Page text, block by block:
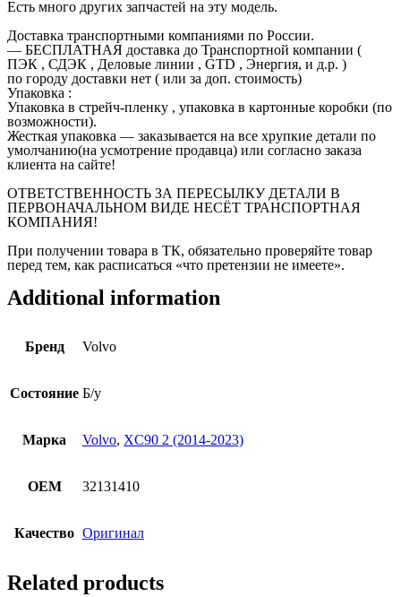
Есть много других запчастей на эту модель.
Доставка транспортными компаниями по России.
— БЕСПЛАТНАЯ доставка до Транспортной компании (
ПЭК , СДЭК , Деловые линии , GTD , Энергия, и д.р. )
по городу доставки нет ( или за доп. стоимость)
Упаковка :
Упаковка в стрейч-пленку , упаковка в картонные коробки (по
возможности).
Жесткая упаковка — заказывается на все хрупкие детали по
умолчанию(на усмотрение продавца) или согласно заказа
клиента на сайте!
ОТВЕТСТВЕННОСТЬ ЗА ПЕРЕСЫЛКУ ДЕТАЛИ В
ПЕРВОНАЧАЛЬНОМ ВИДЕ НЕСЁТ ТРАНСПОРТНАЯ
КОМПАНИЯ!
При получении товара в ТК, обязательно проверяйте товар
перед тем, как расписаться «что претензии не имеете».
Additional information
Бренд Volvo
Состояние Б/у
Марка Volvo, XC90 2 (2014-2023)
OEM 32131410
Качество Оригинал
Related products